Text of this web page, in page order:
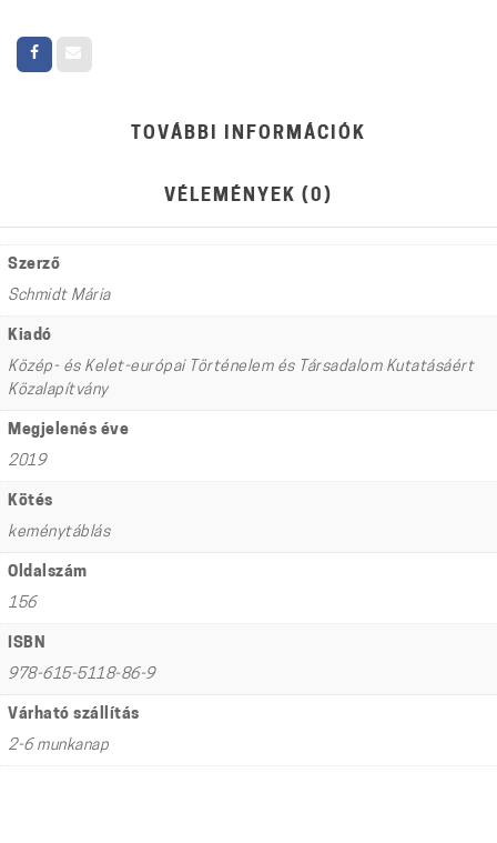
TOVÁBBI INFORMÁCIÓK
VÉLEMÉNYEK (0)
Szerző
Schmidt Mária
Kiadó
Közép- és Kelet-európai Történelem és Társadalom Kutatásáért
Közalapítvány
Megjelenés éve
2019
Kötés
keménytáblás
Oldalszám
156
ISBN
978-615-5118-86-9
Várható szállítás
2-6 munkanap